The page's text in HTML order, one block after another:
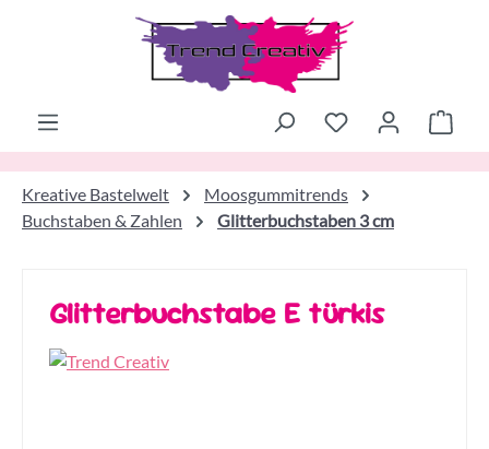
Zum Hauptinhalt springen
Kreative Bastelwelt
Moosgummitrends
Buchstaben & Zahlen
Glitterbuchstaben 3 cm
Glitterbuchstabe E türkis